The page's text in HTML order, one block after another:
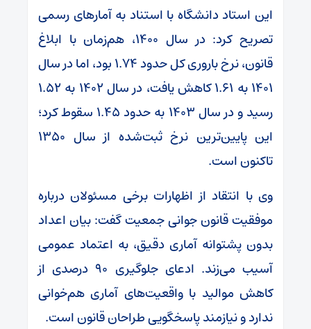
این استاد دانشگاه با استناد به آمارهای رسمی
تصریح کرد: در سال ۱۴۰۰، هم‌زمان با ابلاغ
قانون، نرخ باروری کل حدود ۱.۷۴ بود، اما در سال
۱۴۰۱ به ۱.۶۱ کاهش یافت، در سال ۱۴۰۲ به ۱.۵۲
رسید و در سال ۱۴۰۳ به حدود ۱.۴۵ سقوط کرد؛
این پایین‌ترین نرخ ثبت‌شده از سال ۱۳۵۰
تاکنون است.
وی با انتقاد از اظهارات برخی مسئولان درباره
موفقیت قانون جوانی جمعیت گفت: بیان اعداد
بدون پشتوانه آماری دقیق، به اعتماد عمومی
آسیب می‌زند. ادعای جلوگیری ۹۰ درصدی از
کاهش موالید با واقعیت‌های آماری هم‌خوانی
ندارد و نیازمند پاسخگویی طراحان قانون است.